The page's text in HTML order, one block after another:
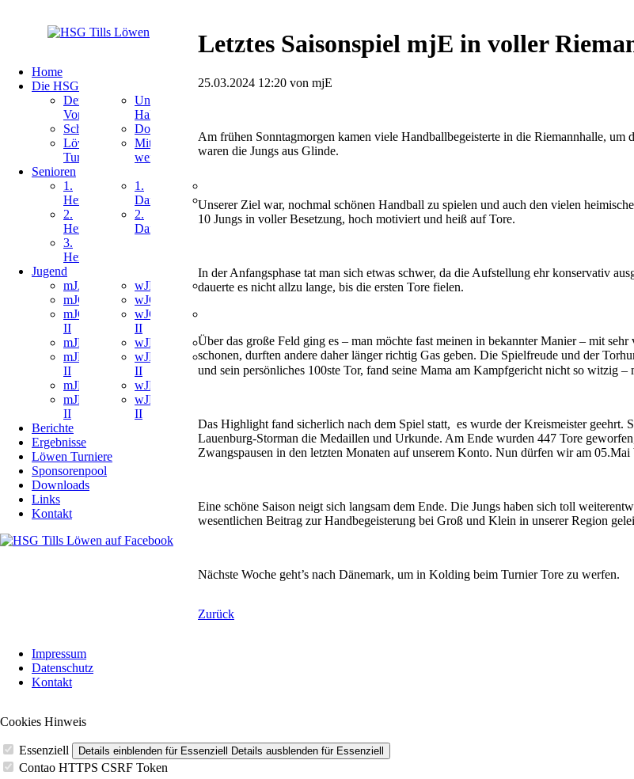
Letztes Saisonspiel mjE in voller
25.03.2024 12:20 von mjE
Am frühen Sonntagmorgen kamen viele Handballbegeisterte in die Riemannhalle,
waren die Jungs aus Glinde.
Unserer Ziel war, nochmal schönen Handball zu spielen und auch den vielen
10 Jungs in voller Besetzung, hoch motiviert und heiß auf Tore.
In der Anfangsphase tat man sich etwas schwer, da die Aufstellung ehr konservativ
dauerte es nicht allzu lange, bis die ersten Tore fielen.
Über das große Feld ging es – man möchte fast meinen in bekannter Manier – mit
schonen, durften andere daher länger richtig Gas geben. Die Spielfreude und der
und sein persönliches 100ste Tor, fand seine Mama am Kampfgericht nicht so witzig
Das Highlight fand sicherlich nach dem Spiel statt, es wurde der Kreismeister geehrt.
Lauenburg-Storman die Medaillen und Urkunde. Am Ende wurden 447 Tore
Zwangspausen in den letzten Monaten auf unserem Konto. Nun dürfen wir am 05.Mai
Eine schöne Saison neigt sich langsam dem Ende. Die Jungs haben sich toll
wesentlichen Beitrag zur Handbegeisterung bei Groß und Klein in unserer Region
Nächste Woche geht’s nach Dänemark, um in Kolding beim Turnier Tore zu werfen.
Zurück
überspringen
Home
Die HSG
Navigation
überspringen
Der
Vorstand
Schiedsrichter
Löwen
Turniere
Navigation
überspringen
Unsere
Hallen
Downloads
Mitglied
werden
Senioren
Navigation
überspringen
1.
Herren
2.
Herren
3.
Herren
Navigation
überspringen
1.
Damen
2.
Damen
Navigation
überspringen
Inklusion
Jugend
Navigation
überspringen
mJA
mJC
mJC
II
mJD
mJD
II
mJE
mJE
II
Navigation
überspringen
wJB
wJC
wJC
II
wJD
wJD
II
wJE
wJE
II
Navigation
MiniMix
Bambini
Maxis
Berichte
Ergebnisse
Löwen Turniere
Sponsorenpool
Downloads
Links
Kontakt
überspringen
Impressum
Datenschutz
Kontakt
Cookies Hinweis
Essenziell Details einblenden für Essenziell Details ausblenden für Essenziell
Contao HTTPS CSRF Token